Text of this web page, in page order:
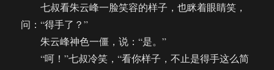
七叔看朱云峰一脸笑容的样子，也眯着眼睛笑，
问：“得手了？”
朱云峰神色一僵，说：“是。”
“呵！”七叔冷笑，“看你样子，不止是得手这么简